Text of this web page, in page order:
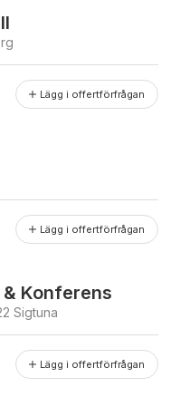
Lägg i offertförfrågan
Lägg i offertförfrågan
Konferens
Sigtuna
Lägg i offertförfrågan